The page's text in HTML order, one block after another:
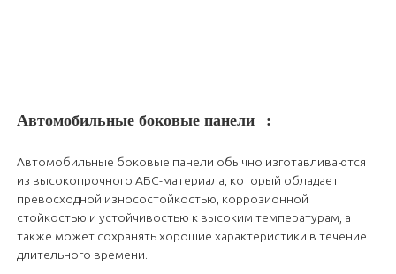
Автомобильные боковые панели :
Автомобильные боковые панели обычно изготавливаются
из высокопрочного АБС-материала, который обладает
превосходной износостойкостью, коррозионной
стойкостью и устойчивостью к высоким температурам, а
также может сохранять хорошие характеристики в течение
длительного времени.